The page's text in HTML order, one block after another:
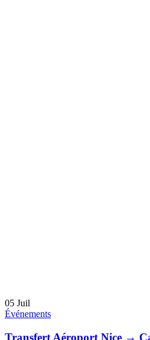
05 Juil
Événements
Transfert Aéroport Nice →